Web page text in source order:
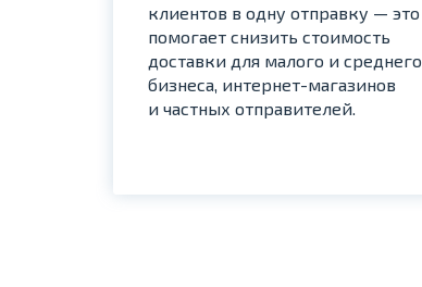
клиентов в одну отправку — это
помогает снизить стоимость
доставки для малого и среднего
бизнеса, интернет-магазинов
и частных отправителей.